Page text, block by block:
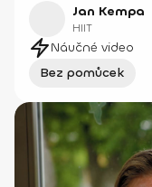
Jan Kempa
HIIT
Náučné video
Bez pomůcek